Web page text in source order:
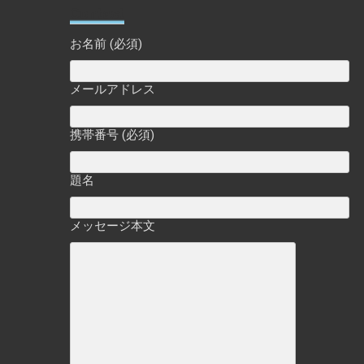
お名前 (必須)
メールアドレス
携帯番号 (必須)
題名
メッセージ本文